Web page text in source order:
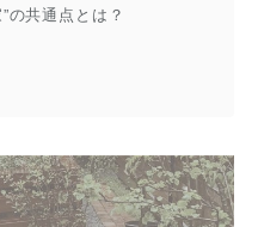
の共通点とは？